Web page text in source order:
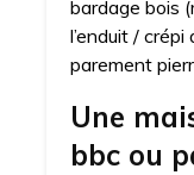
bardage bois
l’enduit /
parement
Une
bbc ou